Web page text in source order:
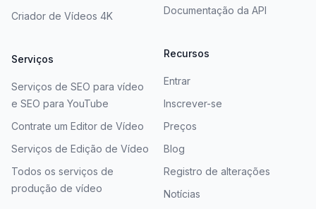
Criador de Vídeos 4K
Serviços
Serviços de SEO para vídeo
e SEO para YouTube
Contrate um Editor de Vídeo
Serviços de Edição de Vídeo
Todos os serviços de
produção de vídeo
Documentação da API
Recursos
Entrar
Inscrever-se
Preços
Blog
Registro de alterações
Notícias